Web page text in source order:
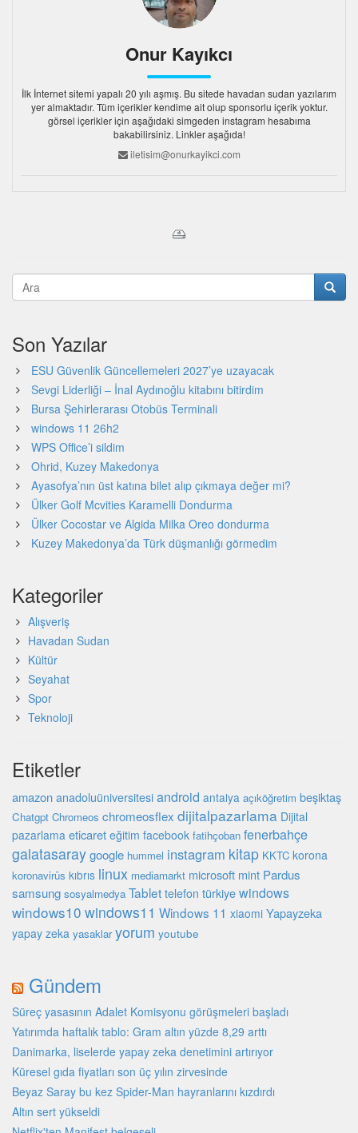
Onur Kayıkcı
İlk İnternet sitemi yapalı 20 yılı aşmış. Bu sitede havadan sudan yazılarım
yer almaktadır. Tüm içerikler kendime ait olup sponsorlu içerik yoktur.
görsel içerikler için aşağıdaki simgeden instagram hesabıma
bakabilirsiniz. Linkler aşağıda!
iletisim@onurkayikci.com
Son Yazılar
ESU Güvenlik Güncellemeleri 2027’ye uzayacak
Sevgi Liderliği – İnal Aydınoğlu kitabını bitirdim
Bursa Şehirlerarası Otobüs Terminali
windows 11 26h2
WPS Office’i sildim
Ohrid, Kuzey Makedonya
Ayasofya’nın üst katına bilet alıp çıkmaya değer mi?
Ülker Golf Mcvities Karamelli Dondurma
Ülker Cocostar ve Algida Milka Oreo dondurma
Kuzey Makedonya’da Türk düşmanlığı görmedim
Kategoriler
Alışveriş
Havadan Sudan
Kültür
Seyahat
Spor
Teknoloji
Etiketler
amazon anadoluüniversitesi android antalya açıköğretim beşiktaş
Chatgpt Chromeos chromeosflex dijitalpazarlama Dijital
pazarlama eticaret eğitim facebook fatihçoban fenerbahçe
galatasaraygoogle hummel instagram kitap KKTC korona
koronavirüs kıbrıs linux mediamarkt microsoft mint Pardus
samsung sosyalmedya Tablet telefon türkiyewindows
windows10 windows11 Windows 11 xiaomi Yapayzeka
yapay zeka yasaklar yorum youtube
Gündem
Süreç yasasının Adalet Komisyonu görüşmeleri başladı
Yatırımda haftalık tablo: Gram altın yüzde 8,29 arttı
Danimarka, liselerde yapay zeka denetimini artırıyor
Küresel gıda fiyatları son üç yılın zirvesinde
Beyaz Saray bu kez Spider-Man hayranlarını kızdırdı
Altın sert yükseldi